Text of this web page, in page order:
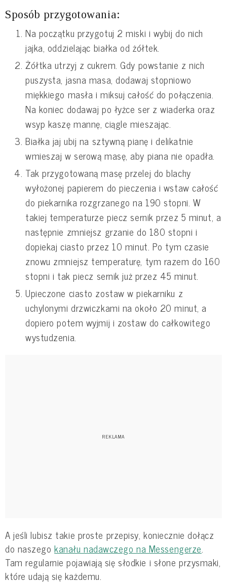
Sposób przygotowania:
Na początku przygotuj 2 miski i wybij do nich
jajka, oddzielając białka od żółtek.
Żółtka utrzyj z cukrem. Gdy powstanie z nich
puszysta, jasna masa, dodawaj stopniowo
miękkiego masła i miksuj całość do połączenia.
Na koniec dodawaj po łyżce ser z wiaderka oraz
wsyp kaszę mannę, ciągle mieszając.
Białka jaj ubij na sztywną pianę i delikatnie
wmieszaj w serową masę, aby piana nie opadła.
Tak przygotowaną masę przelej do blachy
wyłożonej papierem do pieczenia i wstaw całość
do piekarnika rozgrzanego na 190 stopni. W
takiej temperaturze piecz sernik przez 5 minut, a
następnie zmniejsz grzanie do 180 stopni i
dopiekaj ciasto przez 10 minut. Po tym czasie
znowu zmniejsz temperaturę, tym razem do 160
stopni i tak piecz sernik już przez 45 minut.
Upieczone ciasto zostaw w piekarniku z
uchylonymi drzwiczkami na około 20 minut, a
dopiero potem wyjmij i zostaw do całkowitego
wystudzenia.
A jeśli lubisz takie proste przepisy, koniecznie dołącz
do naszegokanału nadawczego na Messengerze.
Tam regularnie pojawiają się słodkie i słone przysmaki,
które udają się każdemu.